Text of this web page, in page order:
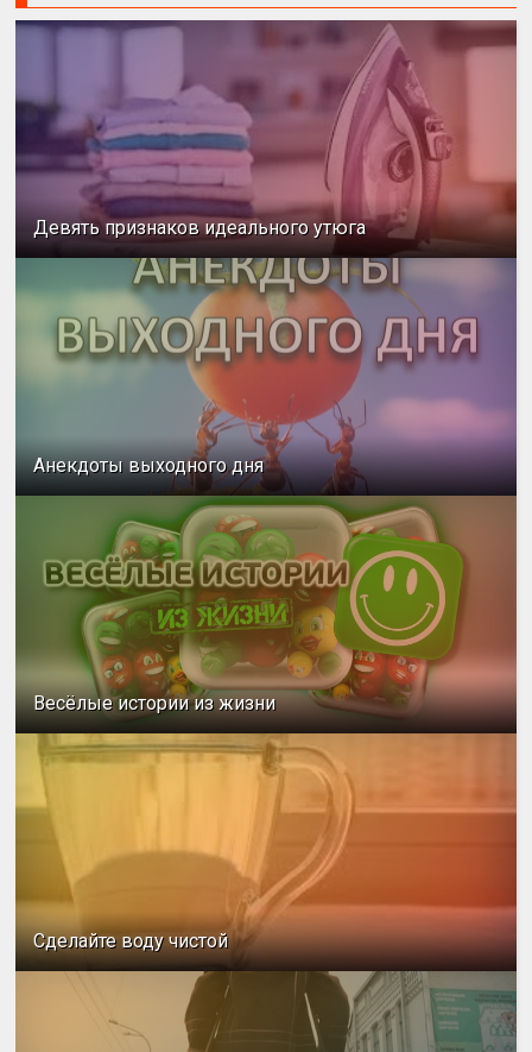
Девять признаков идеального утюга
Анекдоты выходного дня
Весёлые истории из жизни
Сделайте воду чистой